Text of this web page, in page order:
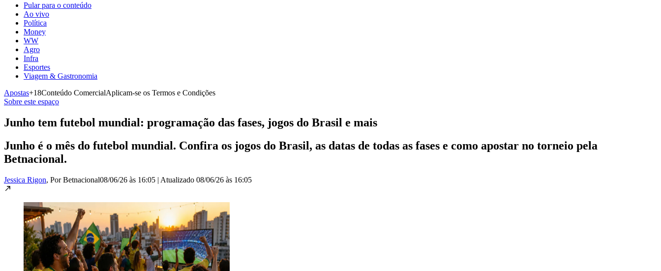
Pular para o conteúdo
Ao vivo
Política
Money
WW
Agro
Infra
Esportes
Viagem & Gastronomia
Apostas+18Conteúdo ComercialAplicam-se os Termos e Condições
Sobre este espaço
Junho tem futebol mundial: programação das fases, jogos do Brasil e mais
Junho é o mês do futebol mundial. Confira os jogos do Brasil, as datas de todas as fases e como apostar no torneio pela
Betnacional.
Jessica Rigon, Por Betnacional08/06/26 às 16:05 | Atualizado 08/06/26 às 16:05